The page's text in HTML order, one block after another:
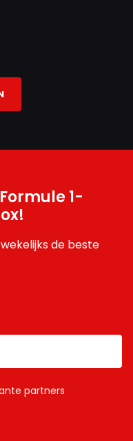
1-
de beste
partners